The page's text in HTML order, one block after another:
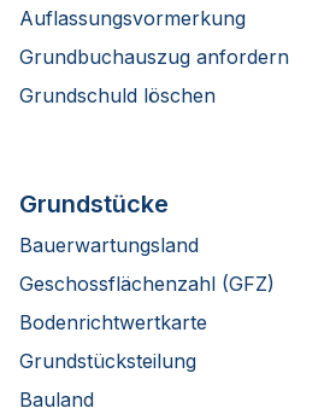
Auflassungsvormerkung
Grundbuchauszug anfordern
Grundschuld löschen
Grundstücke
Bauerwartungsland
Geschossflächenzahl (GFZ)
Bodenrichtwertkarte
Grundstücksteilung
Bauland